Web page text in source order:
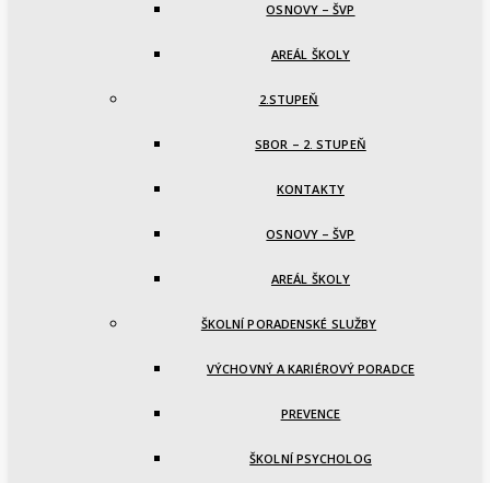
OSNOVY – ŠVP
AREÁL ŠKOLY
2.STUPEŇ
SBOR – 2. STUPEŇ
KONTAKTY
OSNOVY – ŠVP
AREÁL ŠKOLY
ŠKOLNÍ PORADENSKÉ SLUŽBY
VÝCHOVNÝ A KARIÉROVÝ PORADCE
PREVENCE
ŠKOLNÍ PSYCHOLOG